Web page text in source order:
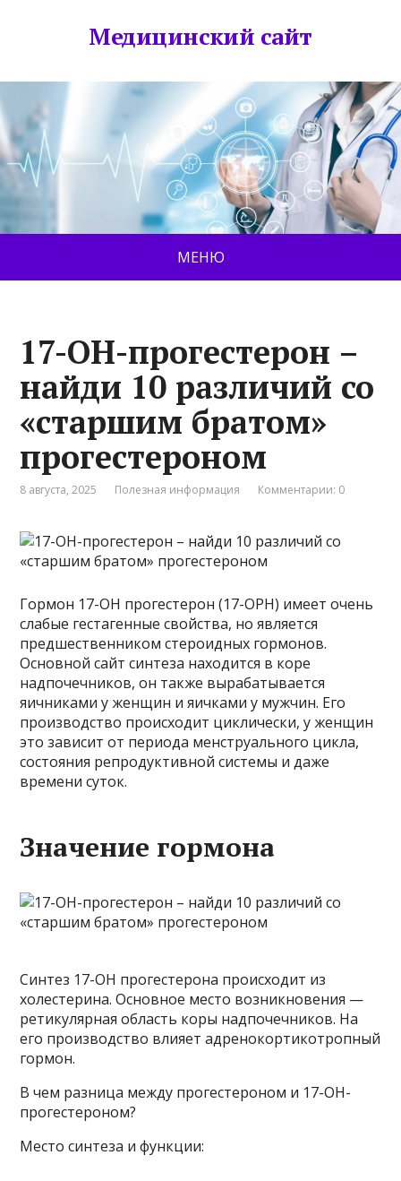
Медицинский сайт
МЕНЮ
17-ОН-прогестерон –
найди 10 различий со
«старшим братом»
прогестероном
8 августа, 2025 Полезная информация Комментарии: 0
Гормон 17-ОН прогестерон (17-OPH) имеет очень
слабые гестагенные свойства, но является
предшественником стероидных гормонов.
Основной сайт синтеза находится в коре
надпочечников, он также вырабатывается
яичниками у женщин и яичками у мужчин. Его
производство происходит циклически, у женщин
это зависит от периода менструального цикла,
состояния репродуктивной системы и даже
времени суток.
Значение гормона
Синтез 17-ОН прогестерона происходит из
холестерина. Основное место возникновения —
ретикулярная область коры надпочечников. На
его производство влияет адренокортикотропный
гормон.
В чем разница между прогестероном и 17-ОН-
прогестероном?
Место синтеза и функции: